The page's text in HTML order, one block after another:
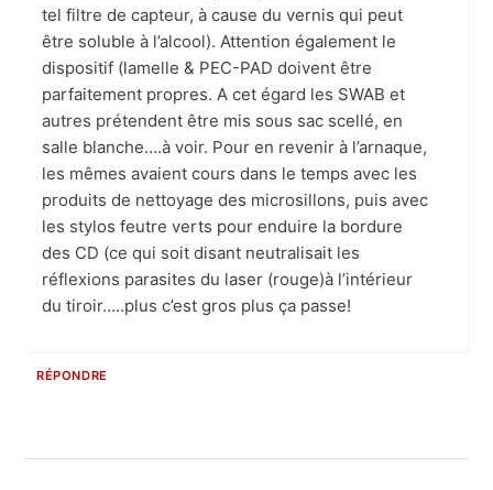
tel filtre de capteur, à cause du vernis qui peut
être soluble à l’alcool). Attention également le
dispositif (lamelle & PEC-PAD doivent être
parfaitement propres. A cet égard les SWAB et
autres prétendent être mis sous sac scellé, en
salle blanche….à voir. Pour en revenir à l’arnaque,
les mêmes avaient cours dans le temps avec les
produits de nettoyage des microsillons, puis avec
les stylos feutre verts pour enduire la bordure
des CD (ce qui soit disant neutralisait les
réflexions parasites du laser (rouge)à l’intérieur
du tiroir…..plus c’est gros plus ça passe!
RÉPONDRE